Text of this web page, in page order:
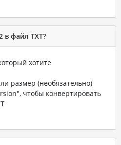
в файл TXT?
хотите
размер (необязательно)
чтобы конвертировать